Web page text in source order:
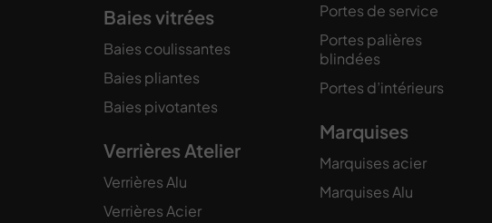
Baies vitrées
Baies coulissantes
Baies pliantes
Baies pivotantes
Verrières Atelier
Verrières Alu
Verrières Acier
Portes de service
Portes palières
blindées
Portes d’intérieurs
Marquises
Marquises acier
Marquises Alu